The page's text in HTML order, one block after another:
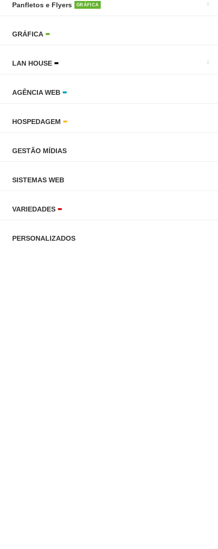
Panfletos e Flyers GRÁFICA
GRÁFICA
LAN HOUSE
AGÊNCIA WEB
HOSPEDAGEM
GESTÃO MÍDIAS
SISTEMAS WEB
VARIEDADES
PERSONALIZADOS